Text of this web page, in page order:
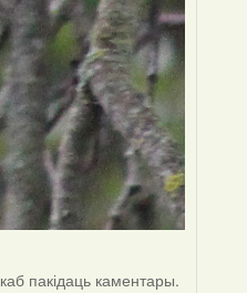
каб пакідаць каментары.